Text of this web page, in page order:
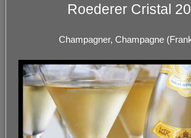
Roederer Cristal
Champagner, Champagne